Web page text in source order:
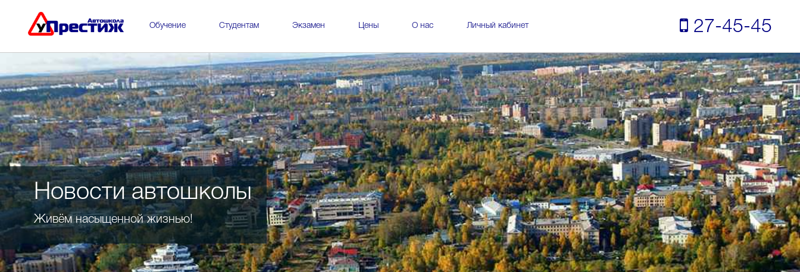
27-45-45
Обучение Студентам Экзамен Цены О нас Личный кабинет
Новости автошколы
Живём насыщенной жизнью!